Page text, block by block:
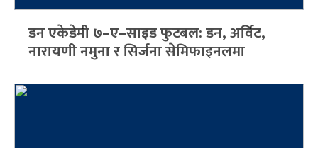
डन एकेडेमी ७–ए–साइड फुटबल: डन, अर्विट,
नारायणी नमुना र सिर्जना सेमिफाइनलमा